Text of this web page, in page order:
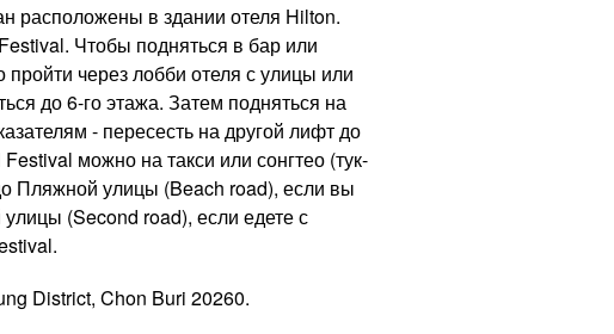
расположены в здании отеля Hilton.
Чтобы подняться в бар или
через лобби отеля с улицы или
до 6-го этажа. Затем подняться на
- пересесть на другой лифт до
можно на такси или сонгтео (тук-
Пляжной улицы (Beach road), если вы
(Second road), если едете с
District, Chon Buri 20260.